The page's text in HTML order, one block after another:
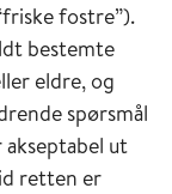
fostre”).
bestemte
eldre, og
spørsmål
ut
retten er